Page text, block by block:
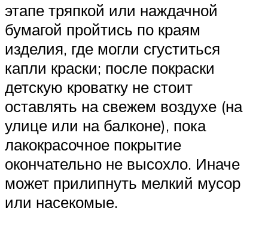
этапе тряпкой или наждачной
бумагой пройтись по краям
изделия, где могли сгуститься
капли краски; после покраски
детскую кроватку не стоит
оставлять на свежем воздухе (на
улице или на балконе), пока
лакокрасочное покрытие
окончательно не высохло. Иначе
может прилипнуть мелкий мусор
или насекомые.